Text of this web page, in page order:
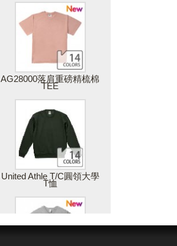
可上傳您獨一無二的圖片，圖片品質會影
響最後商品的呈現，因此，Partee建議您
增加藝廊圖片
您可以使用雙擊或拖拉的方式，將藝廊中
的素材加入設計作品中
姓名與數字(團服)
製作團體服的最佳工具，只要建立一個範
本後，輸入團員的姓名或數字，就可以大
量製作出屬於每個人的專屬衣服，例如：
AG28000落肩重磅精梳棉
TEE
United Athle T/C圓領大學
T恤